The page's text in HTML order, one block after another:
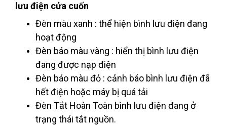
lưu điện cửa cuốn
Đèn màu xanh : thể hiện bình lưu điện đang
hoạt động
Đèn báo màu vàng : hiển thị bình lưu điện
đang được nạp điện
Đèn báo màu đỏ : cảnh báo bình lưu điện đã
hết điện hoặc máy bị quá tải
Đèn Tắt Hoàn Toàn bình lưu điện đang ở
trạng thái tắt nguồn.